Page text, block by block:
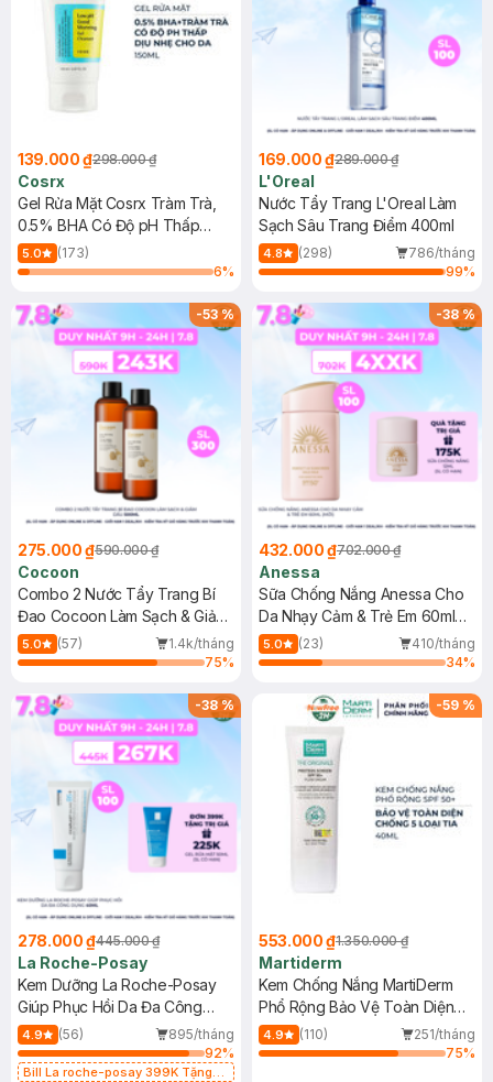
139.000 ₫298.000 ₫
Cosrx
Gel Rửa Mặt Cosrx Tràm Trà,
0.5% BHA Có Độ pH Thấp
150ml
5.0
(173)
6%
169.000 ₫289.000 ₫
L'Oreal
Nước Tẩy Trang L'Oreal Làm
Sạch Sâu Trang Điểm 400ml
4.8 (298)
786/tháng
99%
-53%
275.000 ₫590.000 ₫
Cocoon
Combo 2 Nước Tẩy Trang Bí
Đao Cocoon Làm Sạch & Giảm
Dầu 500ml
5.0 (57)
1.4k/tháng
75%
-38%
432.000 ₫702.000 ₫
Anessa
Sữa Chống Nắng Anessa Cho
Da Nhạy Cảm & Trẻ Em 60ml
(Mới)
5.0 (23)
410/tháng
34%
-38%
278.000 ₫445.000 ₫
La Roche-Posay
Kem Dưỡng La Roche-Posay
Giúp Phục Hồi Da Đa Công
Dụng 40ml
4.9 (56)
895/tháng
92%
Bill La roche-posay 399K Tặng
-59 %
553.000 ₫1.350.000 ₫
Martiderm
Kem Chống Nắng MartiDerm
Phổ Rộng Bảo Vệ Toàn Diện
40ml
4.9 (110)
251/tháng
75%